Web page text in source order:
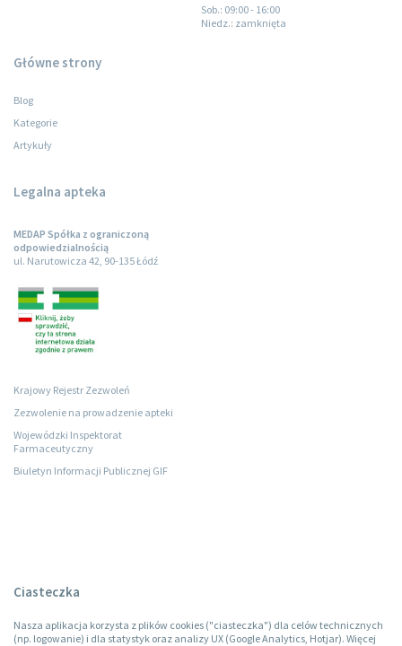
Sob.: 09:00 - 16:00
Niedz.: zamknięta
Główne strony
Blog
Kategorie
Artykuły
Legalna apteka
MEDAP Spółka z ograniczoną
odpowiedzialnością
ul. Narutowicza 42, 90-135 Łódź
Krajowy Rejestr Zezwoleń
Zezwolenie na prowadzenie apteki
Wojewódzki Inspektorat
Farmaceutyczny
Biuletyn Informacji Publicznej GIF
Ciasteczka
Nasza aplikacja korzysta z plików cookies ("ciasteczka") dla celów technicznych
(np. logowanie) i dla statystyk oraz analizy UX (Google Analytics, Hotjar). Więcej